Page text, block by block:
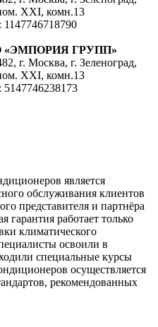
XXI, комн.13
«ЭМПОРИЯ ГРУПП»
г. Москва, г. Зеленоград,
XXI, комн.13
является
обслуживания клиентов
представителя и партнёра
гарантия работает только
климатического
освоили в
специальные курсы
осуществляется
рекомендованных